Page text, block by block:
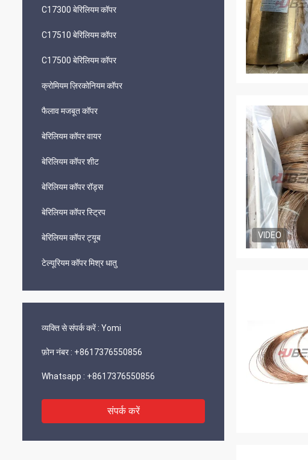
C17300 बेरिलियम कॉपर
C17510 बेरिलियम कॉपर
C17500 बेरिलियम कॉपर
क्रोमियम ज़िरकोनियम कॉपर
फैलाव मजबूत कॉपर
बेरिलियम कॉपर वायर
बेरिलियम कॉपर शीट
बेरिलियम कॉपर रॉड्स
बेरिलियम कॉपर स्ट्रिप
बेरिलियम कॉपर ट्यूब
टेल्यूरियम कॉपर मिश्र धातु
व्यक्ति से संपर्क करें : Yomi
फ़ोन नंबर : +8617376550856
Whatsapp : +8617376550856
संपर्क करें
VIDEO